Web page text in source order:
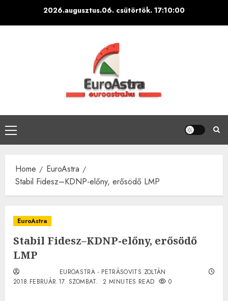
2026.augusztus.06. csütörtök. 17:10:00
Primary
Menu
Home
EuroAstra
Stabil Fidesz–KDNP-előny, erősödő LMP
EuroAstra
Stabil Fidesz–KDNP-előny, erősödő
LMP
EUROASTRA - PETRÁSOVITS ZOLTÁN
2018.FEBRUÁR.17. SZOMBAT. 2 MINUTES READ 0